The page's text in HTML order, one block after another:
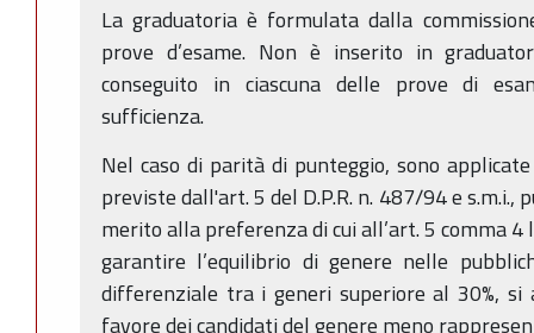
La graduatoria è formulata dalla
prove d’esame. Non è inserito in
conseguito in ciascuna delle prove di
sufficienza.
Nel caso di parità di punteggio, sono
previste dall'art. 5 del D.P.R. n. 487/94 e s.m.i.,
merito alla preferenza di cui all’art. 5 comma
garantire l’equilibrio di genere nelle
differenziale tra i generi superiore al 30%,
favore dei candidati del genere meno